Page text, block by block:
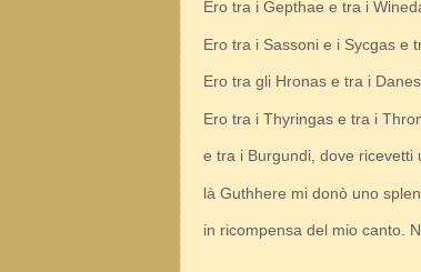
Ero tra i Gepthae e tra i
Ero tra i Sassoni e i Sycgas e
Ero tra gli Hronas e tra i
Ero tra i Thyringas e tra i
e tra i Burgundi, dove
là Guthhere mi donò uno
in ricompensa del mio canto.